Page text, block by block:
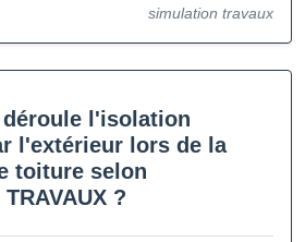
simulation travaux
l'isolation
l'extérieur lors de la
toiture selon
?